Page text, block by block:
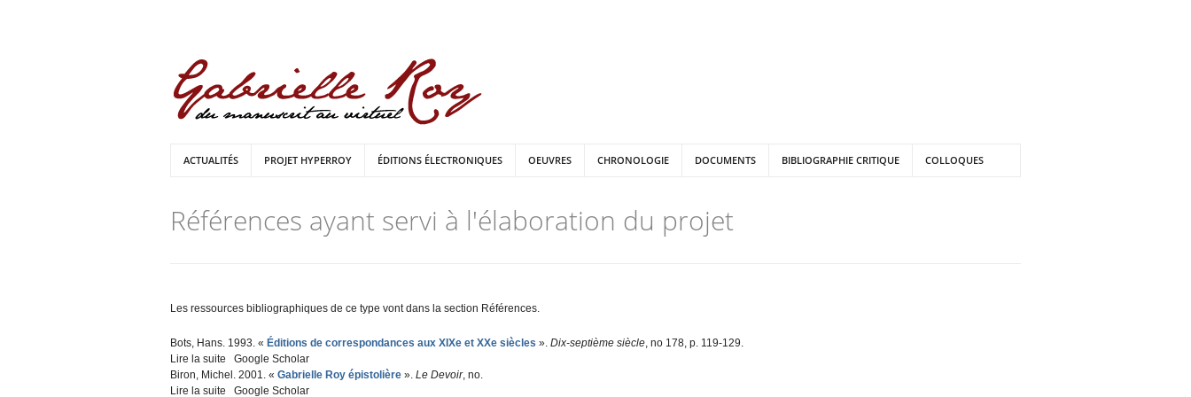
ACTUALITÉS PROJET HYPERROY ÉDITIONS ÉLECTRONIQUES OEUVRES CHRONOLOGIE DOCUMENTS BIBLIOGRAPHIE CRITIQUE COLLOQUES
Références ayant servi à l'élaboration du projet
Les ressources bibliographiques de ce type vont dans la section Références.
Bots, Hans. 1993. « Éditions de correspondances aux XIXe et XXe siècles ». Dix-septième siècle, no 178, p. 119-129.
Lire la suite de Éditions de correspondances aux XIXe et XXe siècles
Google Scholar
Biron, Michel . 2001. « Gabrielle Roy épistolière ». Le Devoir, no.
Lire la suite de Gabrielle Roy épistolière
Google Scholar